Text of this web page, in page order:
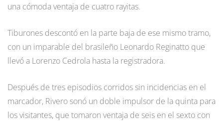
una cómoda ventaja de cuatro rayitas.
Tiburones descontó en la parte baja de ese mismo tramo,
con un imparable del brasileño Leonardo Reginatto que
llevó a Lorenzo Cedrola hasta la registradora.
Después de tres episodios corridos sin incidencias en el
marcador, Rivero sonó un doble impulsor de la quinta para
los visitantes, que tomaron ventaja de seis en el sexto con